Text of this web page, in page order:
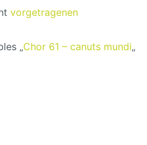
vorgetragenen
„Chor 61 – canuts mundi„